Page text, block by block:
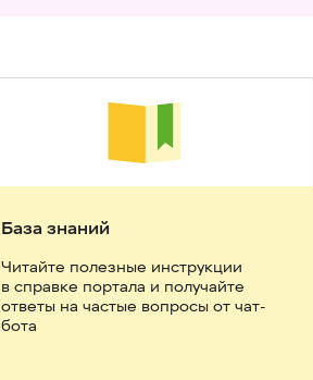
База знаний
Читайте полезные инструкции
в справке портала и получайте
ответы на частые вопросы от чат-
бота